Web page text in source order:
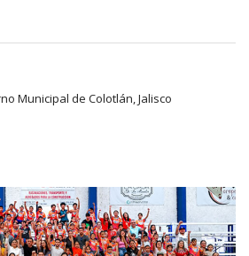
Municipal de Colotlán, Jalisco